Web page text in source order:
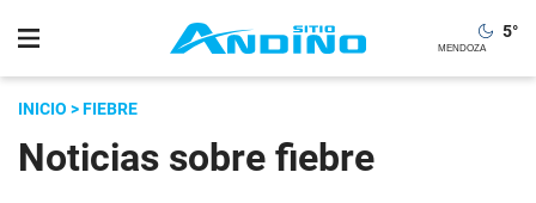
5°
INICIO > FIEBRE
Noticias sobre fiebre